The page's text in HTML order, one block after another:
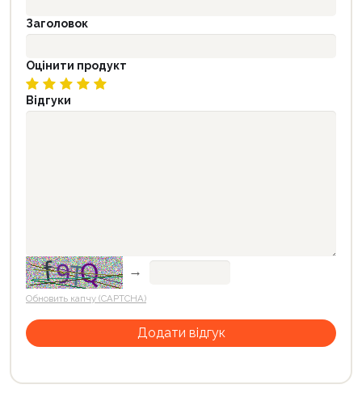
Заголовок
Оцінити продукт
Відгуки
→
Обновить капчу (CAPTCHA)